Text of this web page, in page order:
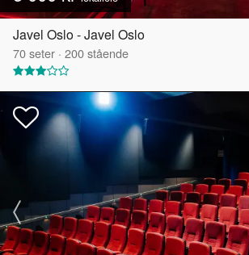
Javel Oslo - Javel Oslo
70seter · 200stående